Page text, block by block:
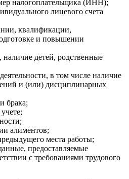
налогоплательщика (ИНН);
лицевого счета
квалификации,
и повышении
детей, родственные
в том числе наличие
и (или) дисциплинарных
брака;
алиментов;
места работы;
предоставляемые
с требованиями трудового